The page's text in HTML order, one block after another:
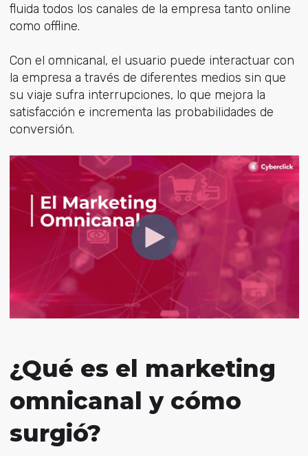
fluida todos los canales de la empresa tanto online
como offline.
Con el omnicanal, el usuario puede interactuar con
la empresa a través de diferentes medios sin que
su viaje sufra interrupciones, lo que mejora la
satisfacción e incrementa las probabilidades de
conversión.
¿Qué es el marketing
omnicanal y cómo
surgió?